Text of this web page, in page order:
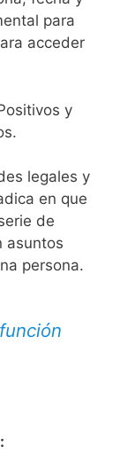
para
acceder
y
legales y
en que
de
asuntos
persona.